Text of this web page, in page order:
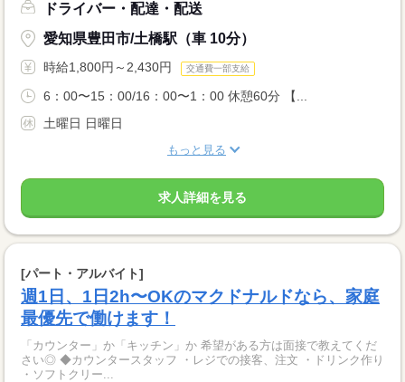
ドライバー・配達・配送
愛知県豊田市/土橋駅（車 10分）
時給1,800円～2,430円 交通費一部支給
6：00〜15：00/16：00〜1：00 休憩60分 【...
土曜日 日曜日
もっと見る
求人詳細を見る
[パート・アルバイト]
週1日、1日2h〜OKのマクドナルドなら、家庭
最優先で働けます！
「カウンター」か「キッチン」か 希望がある方は面接で教えてくだ
さい◎ ◆カウンタースタッフ ・レジでの接客、注文 ・ドリンク作り
・ソフトクリー...